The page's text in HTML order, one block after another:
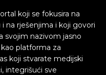
koji se fokusira na
na rješenjima i koji govori
svojim nazivom jasno
platforma za
koji stvarate medijski
integrišući sve